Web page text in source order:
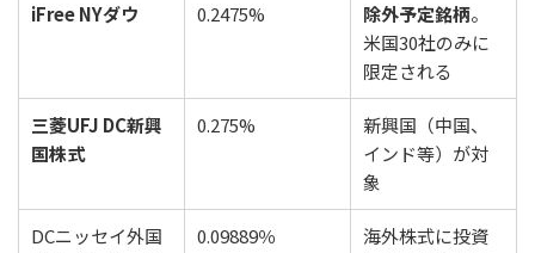
iFree NYダウ 0.2475% 除外予定銘柄。
米国30社のみに
限定される
三菱UFJ DC新興
国株式
0.275%
新興国（中国、
インド等）が対
象
DCニッセイ外国
0.09889％
海外株式に投資